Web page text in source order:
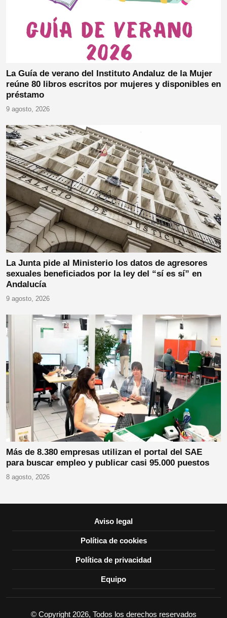
La Guía de verano del Instituto Andaluz de la Mujer
reúne 80 libros escritos por mujeres y disponibles en
préstamo
9 agosto, 2026
La Junta pide al Ministerio los datos de agresores
sexuales beneficiados por la ley del “sí es sí” en
Andalucía
9 agosto, 2026
Más de 8.380 empresas utilizan el portal del SAE
para buscar empleo y publicar casi 95.000 puestos
8 agosto, 2026
Aviso legal
Política de cookies
Política de privacidad
Equipo
© Copyright 2026, Todos los derechos reservados